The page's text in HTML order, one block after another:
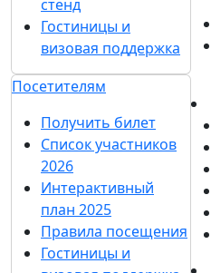
стенд
Гостиницы и
визовая поддержка
Посетителям
Получить билет
Список участников
2026
Интерактивный
план 2025
Правила посещения
Гостиницы и